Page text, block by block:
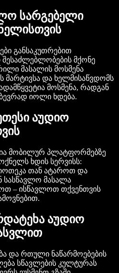
სარგებელი
განსაკუთრებით
მქონე
მასალის მოსმენა
მარტივსა და ხელმისაწვდომს
მოსმენა, რადგან
ბევრად იოლი ხდება.
აუდიო
მობილურ პლატფორმებზე
ხდის სერვისს:
თან ატაროთ და
სასწავლო მასალა
– ისწავლოთ თქვენთვის
აუდიო
და რთული ნაწარმოებების
სწავლების კულტურას